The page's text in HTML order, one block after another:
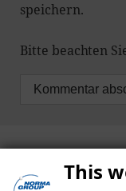
This
speichern.
Bitte beachten